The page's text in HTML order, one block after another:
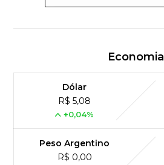
Economia
Dólar
R$ 5,08
+0,04%
Peso Argentino
R$ 0,00